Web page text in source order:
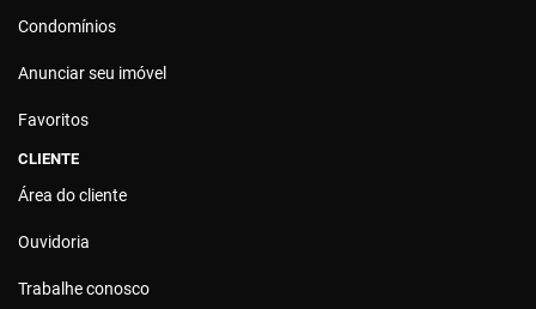
Condomínios
Anunciar seu imóvel
Favoritos
CLIENTE
Área do cliente
Ouvidoria
Trabalhe conosco